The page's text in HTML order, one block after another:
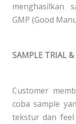
menghasilkan
GMP (Good
SAMPLE TRIAL
Customer
coba sample
tekstur dan feel